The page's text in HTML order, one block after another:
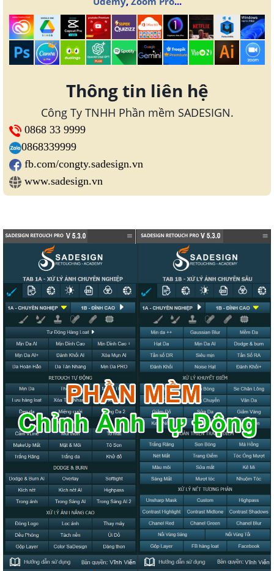
Thông tin liên hệ
Công Ty TNHH Phần mềm SADESIGN.
0868 33 9999
0868339999
fb.com/congty.sadesign.vn
www.sadesign.vn